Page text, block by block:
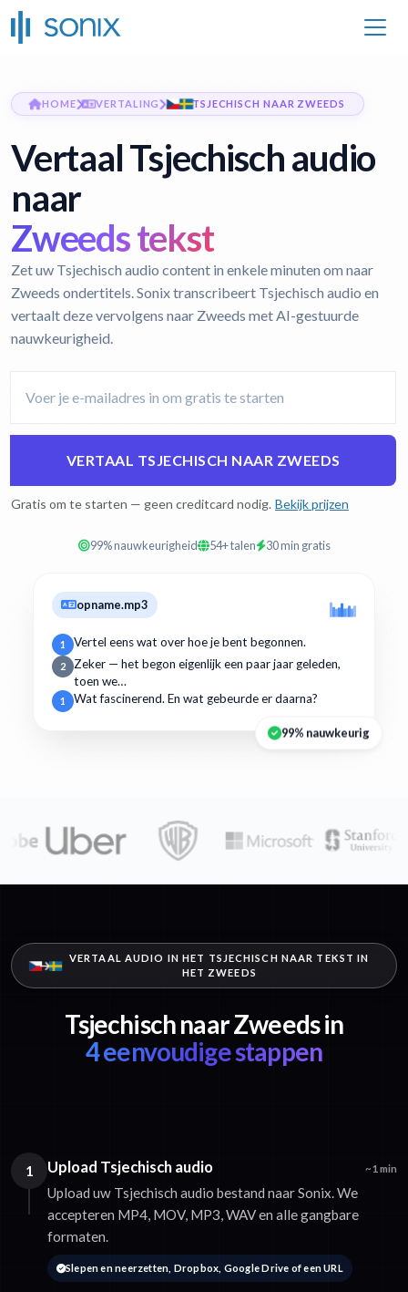
HOME VERTALING TSJECHISCH NAAR ZWEEDS
Vertaal Tsjechisch audio
naar
Zweeds tekst
Zet uw Tsjechisch audio content in enkele minuten om naar
Zweeds ondertitels. Sonix transcribeert Tsjechisch audio en
vertaalt deze vervolgens naar Zweeds met AI-gestuurde
nauwkeurigheid.
VERTAAL TSJECHISCH NAAR ZWEEDS
Gratis om te starten — geen creditcard nodig. Bekijk prijzen
99% nauwkeurigheid 54+ talen 30 min gratis
opname.mp3
1 Vertel eens wat over hoe je bent begonnen.
2
Zeker — het begon eigenlijk een paar jaar geleden,
toen we…
1 Wat fascinerend. En wat gebeurde er daarna?
99% nauwkeurig
VERTAAL AUDIO IN HET TSJECHISCH NAAR TEKST IN
HET ZWEEDS
Tsjechisch naar Zweeds in
4 eenvoudige stappen
1 Upload Tsjechisch audio ~1 min
Upload uw Tsjechisch audio bestand naar Sonix. We
accepteren MP4, MOV, MP3, WAV en alle gangbare
formaten.
Slepen en neerzetten, Dropbox, Google Drive of een URL